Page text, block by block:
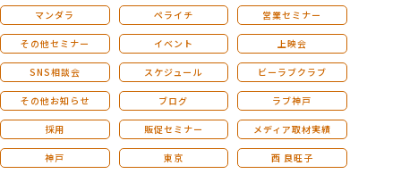
マンダラ ペライチ 営業セミナー
その他セミナー イベント 上映会
SNS相談会 スケジュール ビーラブクラブ
その他お知らせ ブログ ラブ神戸
採用 販促セミナー メディア取材実績
神戸 東京 西 良旺子